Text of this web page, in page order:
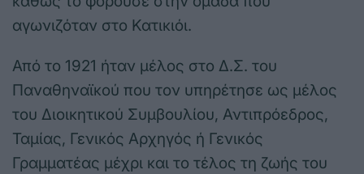
αγωνιζόταν στο Κατικιόι.
Από το 1921 ήταν μέλος στο Δ.Σ. του
Παναθηναϊκού που τον υπηρέτησε ως μέλος
του Διοικητικού Συμβουλίου, Αντιπρόεδρος,
Ταμίας, Γενικός Αρχηγός ή Γενικός
Γραμματέας μέχρι και το τέλος τη ζωής του